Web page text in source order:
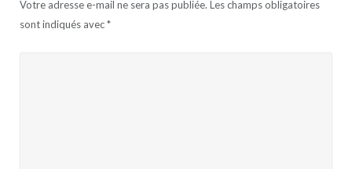
Votre adresse e-mail ne sera pas publiée. Les champs obligatoires
sont indiqués avec*